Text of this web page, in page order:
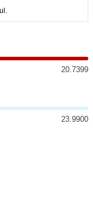
20.7399
23.9900